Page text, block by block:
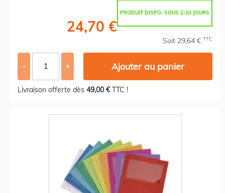
PRODUIT DISPO. SOUS 2-10 JOURS
24,70 €
Soit 29,64 € TTC
- + Ajouter au panier
Livraison offerte dès 49,00 €TTC !